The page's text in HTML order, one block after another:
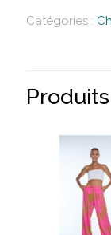
Catégories :